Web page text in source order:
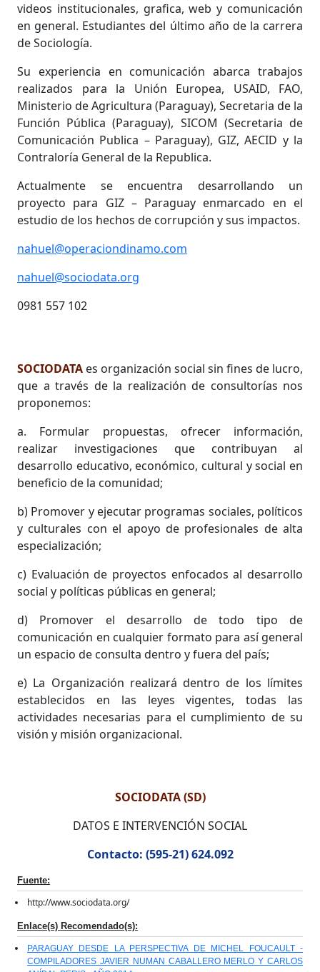
videos institucionales, grafica, web y comunicación
en general. Estudiantes del último año de la carrera
de Sociología.
Su experiencia en comunicación abarca trabajos
realizados para la Unión Europea, USAID, FAO,
Ministerio de Agricultura (Paraguay), Secretaria de la
Función Pública (Paraguay), SICOM (Secretaria de
Comunicación Publica – Paraguay), GIZ, AECID y la
Contraloría General de la Republica.
Actualmente se encuentra desarrollando un
proyecto para GIZ – Paraguay enmarcado en el
estudio de los hechos de corrupción y sus impactos.
nahuel@operaciondinamo.com
nahuel@sociodata.org
0981 557 102
SOCIODATA es organización social sin fines de lucro,
que a través de la realización de consultorías nos
proponemos:
a. Formular propuestas, ofrecer información,
realizar investigaciones que contribuyan al
desarrollo educativo, económico, cultural y social en
beneficio de la comunidad;
b) Promover y ejecutar programas sociales, políticos
y culturales con el apoyo de profesionales de alta
especialización;
c) Evaluación de proyectos enfocados al desarrollo
social y políticas públicas en general;
d) Promover el desarrollo de todo tipo de
comunicación en cualquier formato para así general
un espacio de consulta dentro y fuera del país;
e) La Organización realizará dentro de los límites
establecidos en las leyes vigentes, todas las
actividades necesarias para el cumplimiento de su
visión y misión organizacional.
SOCIODATA (SD)
DATOS E INTERVENCIÓN SOCIAL
Contacto: (595-21) 624.092
Fuente:
http://www.sociodata.org/
Enlace(s) Recomendado(s):
PARAGUAY DESDE LA PERSPECTIVA DE MICHEL FOUCAULT -
COMPILADORES JAVIER NUMAN CABALLERO MERLO Y CARLOS